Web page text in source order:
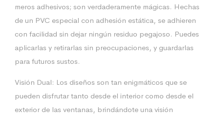
meros adhesivos; son verdaderamente mágicas. Hechas
de un PVC especial con adhesión estática, se adhieren
con facilidad sin dejar ningún residuo pegajoso. Puedes
aplicarlas y retirarlas sin preocupaciones, y guardarlas
para futuros sustos.
Visión Dual: Los diseños son tan enigmáticos que se
pueden disfrutar tanto desde el interior como desde el
exterior de las ventanas, brindándote una visión